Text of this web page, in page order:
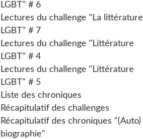
LGBT" # 6
Lectures du challenge "La littérature
LGBT" # 7
Lectures du challenge "Littérature
LGBT" # 4
Lectures du challenge "Littérature
LGBT" # 5
Liste des chroniques
Récapitulatif des challenges
Récapitulatif des chroniques "(Auto)
biographie"